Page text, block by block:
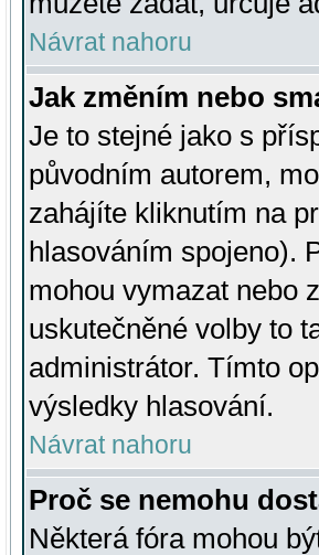
Návrat nahoru
Jak změním nebo
Je to stejné jako s
původním autorem,
zahájíte kliknutím na
hlasováním spojeno).
mohou vymazat nebo
uskutečněné volby to
administrátor. Tímto
výsledky hlasování.
Návrat nahoru
Proč se nemohu
Některá fóra mohou